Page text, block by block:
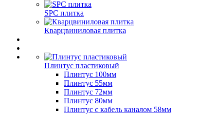
SPC плитка
Кварцвиниловая плитка
Плинтус пластиковый
Плинтус 100мм
Плинтус 55мм
Плинтус 72мм
Плинтус 80мм
Плинтус с кабель каналом 58мм